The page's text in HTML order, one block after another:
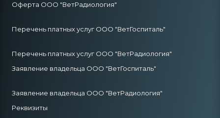
Оферта ООО "ВетРадиология"
Перечень платных услуг ООО "ВетГоспиталь"
Перечень платных услуг ООО "ВетРадиология"
Заявление владельца ООО "ВетГоспиталь"
Заявление владельца ООО "ВетРадиология"
Реквизиты